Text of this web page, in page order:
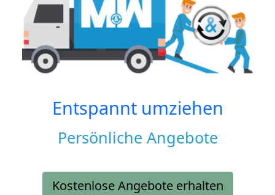
Entspannt umziehen
Persönliche Angebote
Kostenlose Angebote erhalten